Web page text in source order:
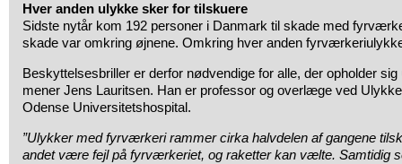
Hver anden ulykke sker for tilskuere
Sidste nytår kom 192 personer i Danmark til skade med
skade var omkring øjnene. Omkring hver anden
Beskyttelsesbriller er derfor nødvendige for alle, der opholder
mener Jens Lauritsen. Han er professor og overlæge ved
Odense Universitetshospital.
”Ulykker med fyrværkeri rammer cirka halvdelen af gangene
andet være fejl på fyrværkeriet, og raketter kan vælte. Samtidig